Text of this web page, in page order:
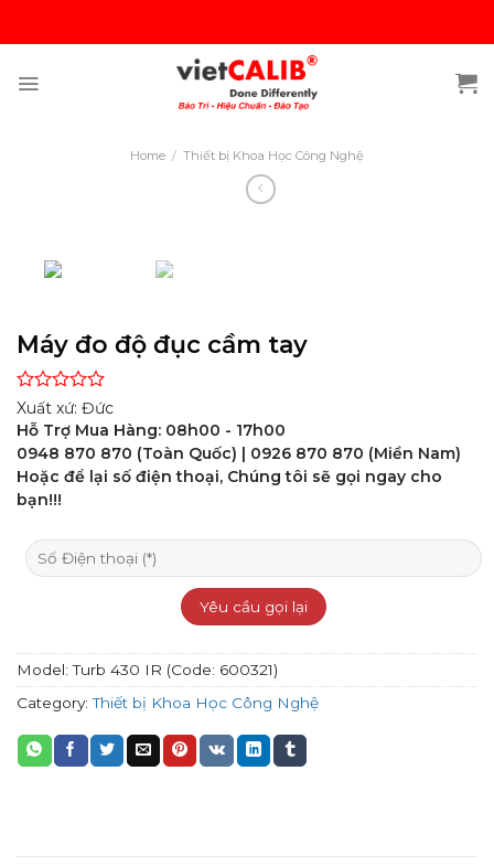
content
Home / Thiết bị Khoa Học Công Nghệ
Máy đo độ đục cầm tay
Rated
0
out
of
5
Xuất xứ: Đức
Hỗ Trợ Mua Hàng: 08h00 - 17h00
0948 870 870 (Toàn Quốc) | 0926 870 870 (Miền Nam)
Hoặc để lại số điện thoại, Chúng tôi sẽ gọi ngay cho
bạn!!!
Model:Turb 430 IR (Code: 600321)
Category:Thiết bị Khoa Học Công Nghệ